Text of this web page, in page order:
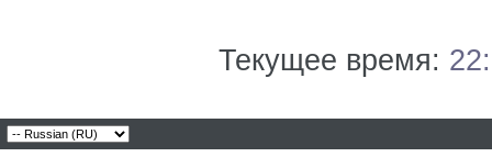
Текущее время: